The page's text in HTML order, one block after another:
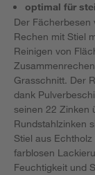
optimal für
Der Fächerbesen
Rechen mit Stiel
Reinigen von
Grasschnitt. Der
dank
seinen 22 Zinken
Rundstahlzinken
Stiel aus
farblosen
Feuchtigkeit und